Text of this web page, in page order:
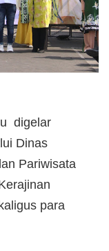
digelar
Dinas
Pariwisata
para